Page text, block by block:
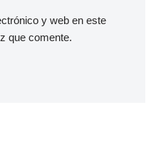
y web en este
que comente.